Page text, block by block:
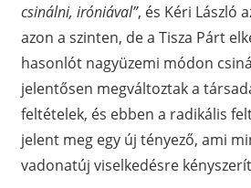
csinálni, iróniával”, és Kéri László
azon a szinten, de a Tisza Párt
hasonlót nagyüzemi módon
jelentősen megváltoztak a
feltételek, és ebben a radikális
jelent meg egy új tényező, ami
vadonatúj viselkedésre